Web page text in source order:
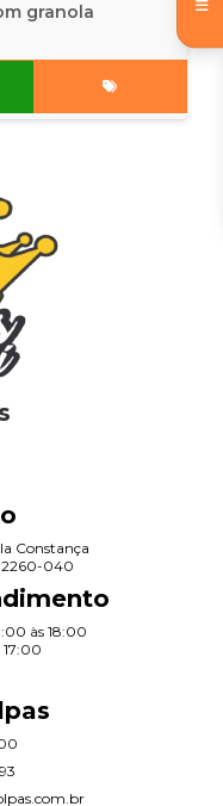
granola
Constança
040
às 18:00